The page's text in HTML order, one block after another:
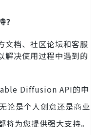
？
文档、社区论坛和客服
解决使用过程中遇到的
Diffusion API的申
论是个人创意还是商业
为您提供强大支持。